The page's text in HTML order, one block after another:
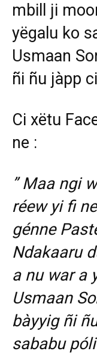
mbill ji
yëgalu ko
Usmaan
ñi ñu jàpp
Ci xëtu
ne :
” Maa ngi
réew yi fi
génne
Ndakaaru
a nu war a
Usmaan
bàyyig ñi
sababu